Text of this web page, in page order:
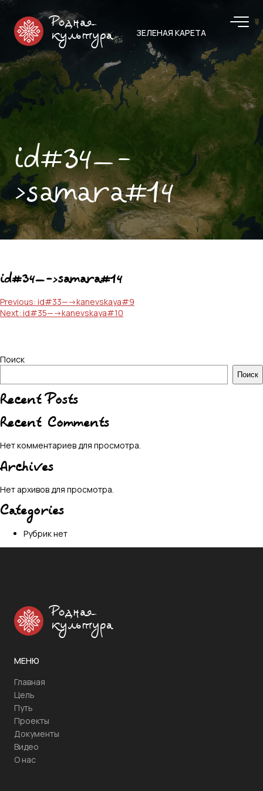
Родная
культура
ЗЕЛЕНАЯ КАРЕТА
id#34—-
>samara#14
id#34—->samara#14
Навигация
по
Previous: id#33—->kanevskaya#9
Next: id#35—->kanevskaya#10
Поиск
Поиск
Recent Posts
Recent Comments
Нет комментариев для просмотра.
Archives
Нет архивов для просмотра.
Categories
Рубрик нет
Родная
культура
МЕНЮ
Главная
Цель
Путь
Проекты
Документы
Видео
О нас